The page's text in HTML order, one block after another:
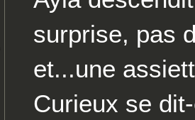
surprise, pas
et...une
Curieux se